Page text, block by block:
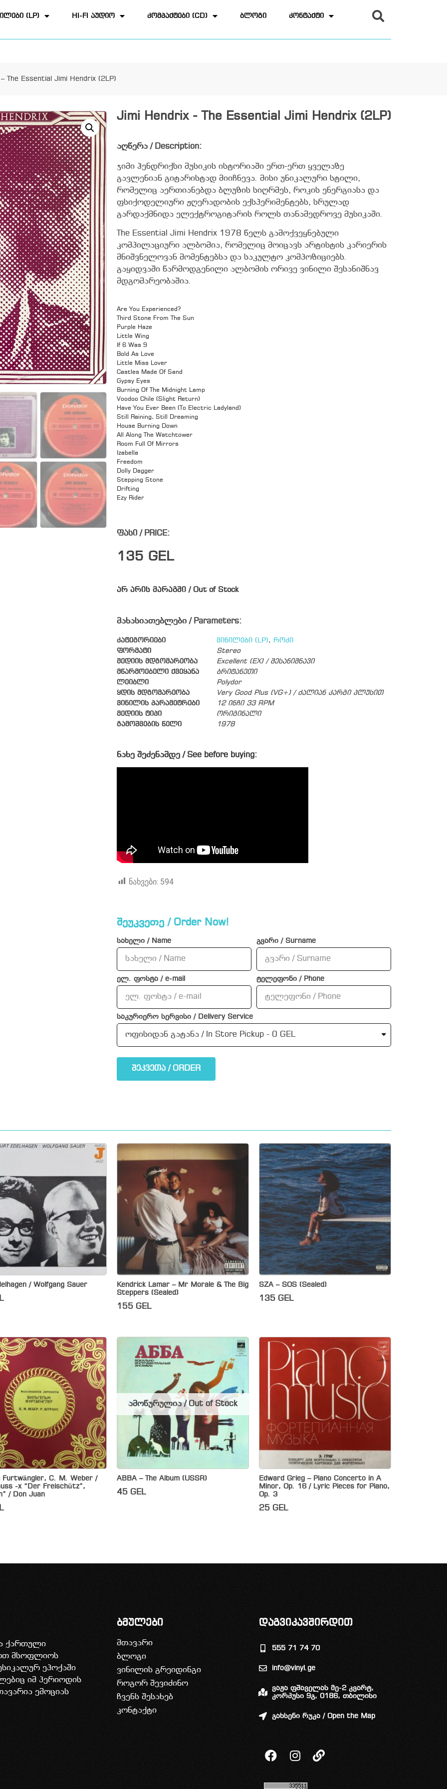
(LP) HI-FI აუდიო კომპაქტები (CD) ბლოგი კონტაქტი
The Essential Jimi Hendrix (2LP)
Jimi Hendrix - The Essential Jimi Hendrix (2LP)
აღწერა / Description:
ჯიმი ჰენდრიქსი მუსიკის ისტორიაში ერთ-ერთ ყველაზე
გავლენიან გიტარისტად მიიჩნევა. მისი უნიკალური სტილი,
რომელიც აერთიანებდა ბლუზის სიღრმეს, როკის ენერგიასა და
ფსიქოდელიური ჟღერადობის ექსპერიმენტებს, სრულად
გარდაქმნიდა ელექტროგიტარის როლს თანამედროვე მუსიკაში.
The Essential Jimi Hendrix 1978 წელს გამოქვეყნებული
კომპილაციური ალბომია, რომელიც მოიცავს არტისტის კარიერის
მნიშვნელოვან მომენტებსა და საკულტო კომპოზიციებს.
გაყიდვაში წარმოდგენილი ალბომის ორივე ვინილი შესანიშნავ
მდგომარეობაშია.
Are You Experienced?
Third Stone From The Sun
Purple Haze
Little Wing
If 6 Was 9
Bold As Love
Little Miss Lover
Castles Made Of Sand
Gypsy Eyes
Burning Of The Midnight Lamp
Voodoo Chile (Slight Return)
Have You Ever Been (To Electric Ladyland)
Still Raining, Still Dreaming
House Burning Down
All Along The Watchtower
Room Full Of Mirrors
Izabella
Freedom
Dolly Dagger
Stepping Stone
Drifting
Ezy Rider
ფასი / PRICE:
135 GEL
არ არის მარაგში / Out of Stock
მახასიათებლები / Parameters:
კატეგორიები ვინილები (LP), როკი
ფორმატი
Stereo
მედიის მდგომარეობა
Excellent (EX) / შესანიშნავი
მწარმოებელი ქვეყანა
ბრიტანეთი
ლეიბლი
Polydor
ყდის მდგომარეობა
Very Good Plus (VG+) / ძალიან კარგი პლუსით
ვინილის პარამეტრები
12 ინჩი 33 RPM
მედიის ტიპი
ორიგინალი
გამოშვების წელი
1978
ნახე შეძენამდე / See before buying:
ნახვები: 594
შეუკვეთე / Order Now!
სახელი / Name გვარი / Surname
ელ. ფოსტა / e-mail ტელეფონი / Phone
საკურიერო სერვისი / Delivery Service
შეკვეთა / ORDER
/ Wolfgang Sauer
Kendrick Lamar – Mr Morale & The Big
Steppers (Sealed)
155 GEL
SZA – SOS (Sealed)
135 GEL
Furtwängler, C. M. Weber /
-x “Der Freischütz”,
/ Don Juan
ABBA – The Album (USSR)
45 GEL
ამოწურულია / Out of Stock
Edward Grieg – Piano Concerto in A
Minor, Op. 16 / Lyric Pieces for Piano,
Op. 3
25 GEL
ქართული
მსოფლიოს
ეპოქაში
იმ პერიოდის
ემოციას
ბმულები
მთავარი
ბლოგი
ვინილის გრეიდინგი
როგორ შევიძინო
ჩვენს შესახებ
კონტაქტი
დაგვიკავშირდით
555 71 74 70
info@vinyl.ge
ვაჟა ფშაველას მე-2 კვარტ,
კორპუსი 9გ, 0186, თბილისი
გახსენი რუკა / Open the Map